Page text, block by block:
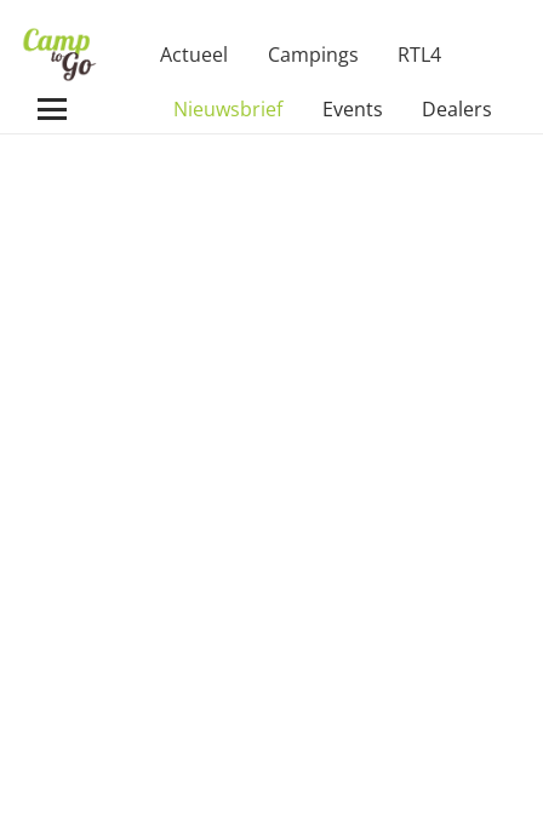
Actueel Campings RTL4
Nieuwsbrief Events Dealers